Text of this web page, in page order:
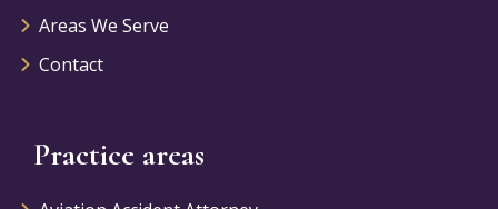
Areas We Serve
Contact
Practice areas